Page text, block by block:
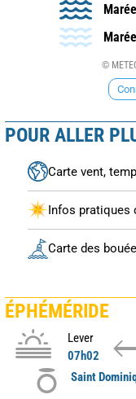
©
POUR ALLER
Carte vent,
Infos pratiques
Carte des
ÉPHÉMÉRIDE
Lever
07h02
Saint